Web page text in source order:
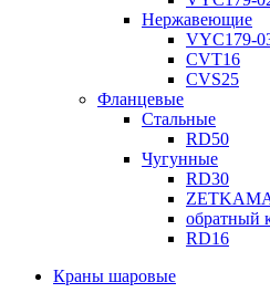
Нержавеющие
VYC179-
CVT16
CVS25
Фланцевые
Стальные
RD50
Чугунные
RD30
обратный
RD16
Краны шаровые